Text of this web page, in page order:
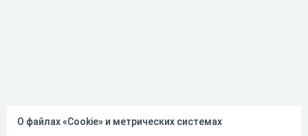
О файлах «Cookie» и метрических системах